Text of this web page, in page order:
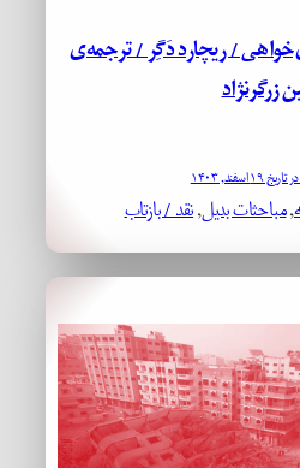
/ ریچارد دَگِر / ترجمه‌ی
زرگرنژاد
اسفند, ۱۴۰۳
, مباحثات بدیل, نقد / بازتاب